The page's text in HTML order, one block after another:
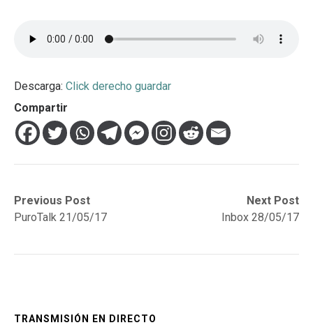
Descarga: Click derecho guardar
Compartir
Navegación
de
Previous Post
Previous
post:PuroTalk 21/05/17
Next Post
Next
post:
Inbox 28/05/17
TRANSMISIÓN EN DIRECTO